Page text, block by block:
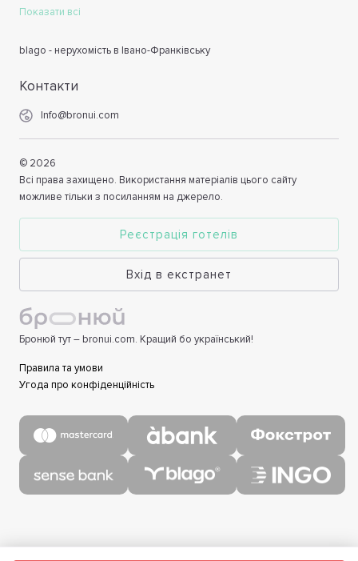
Показати всі
blago - нерухомість в Івано-Франківську
Контакти
Info@bronui.com
© 2026
Всі права захищено. Використання матеріалів цього сайту
можливе тільки з посиланням на джерело.
Реєстрація готелів
Вхід в екстранет
Бронюй тут – bronui.com. Кращий бо український!
Правила та умови
Угода про конфіденційність